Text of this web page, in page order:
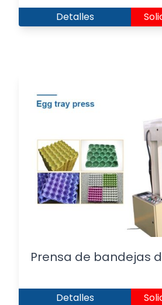
Detalles
Prensa de bandejas
Detalles